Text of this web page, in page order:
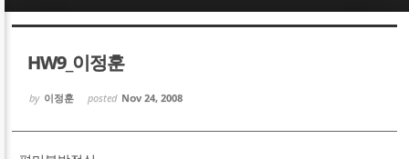
HW9_이정훈
by 이정훈 posted Nov 24, 2008
Sketchbook5, 스케치북5
Sketchbook5, 스케치북5